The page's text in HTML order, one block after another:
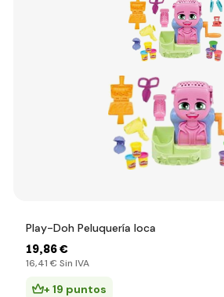
Play-Doh Peluquería loca
19,86 €
16,41 € Sin IVA
+ 19 puntos